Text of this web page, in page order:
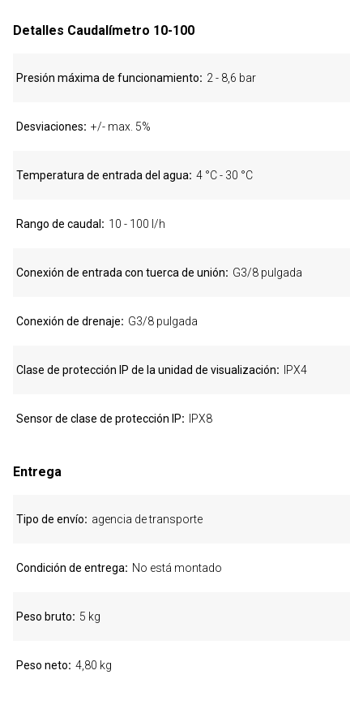
Detalles Caudalímetro 10-100
Presión máxima de funcionamiento 2 - 8,6 bar
Desviaciones +/- max. 5%
Temperatura de entrada del agua 4 °C - 30 °C
Rango de caudal 10 - 100 l/h
Conexión de entrada con tuerca de unión G3/8 pulgada
Conexión de drenaje G3/8 pulgada
Clase de protección IP de la unidad de visualización IPX4
Sensor de clase de protección IP IPX8
Entrega
Tipo de envío agencia de transporte
Condición de entrega No está montado
Peso bruto 5 kg
Peso neto 4,80 kg